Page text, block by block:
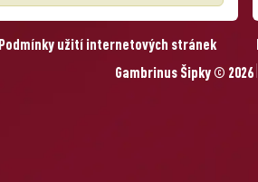
Podmínky užití internetových stránek
Gambrinus Šipky © 2026